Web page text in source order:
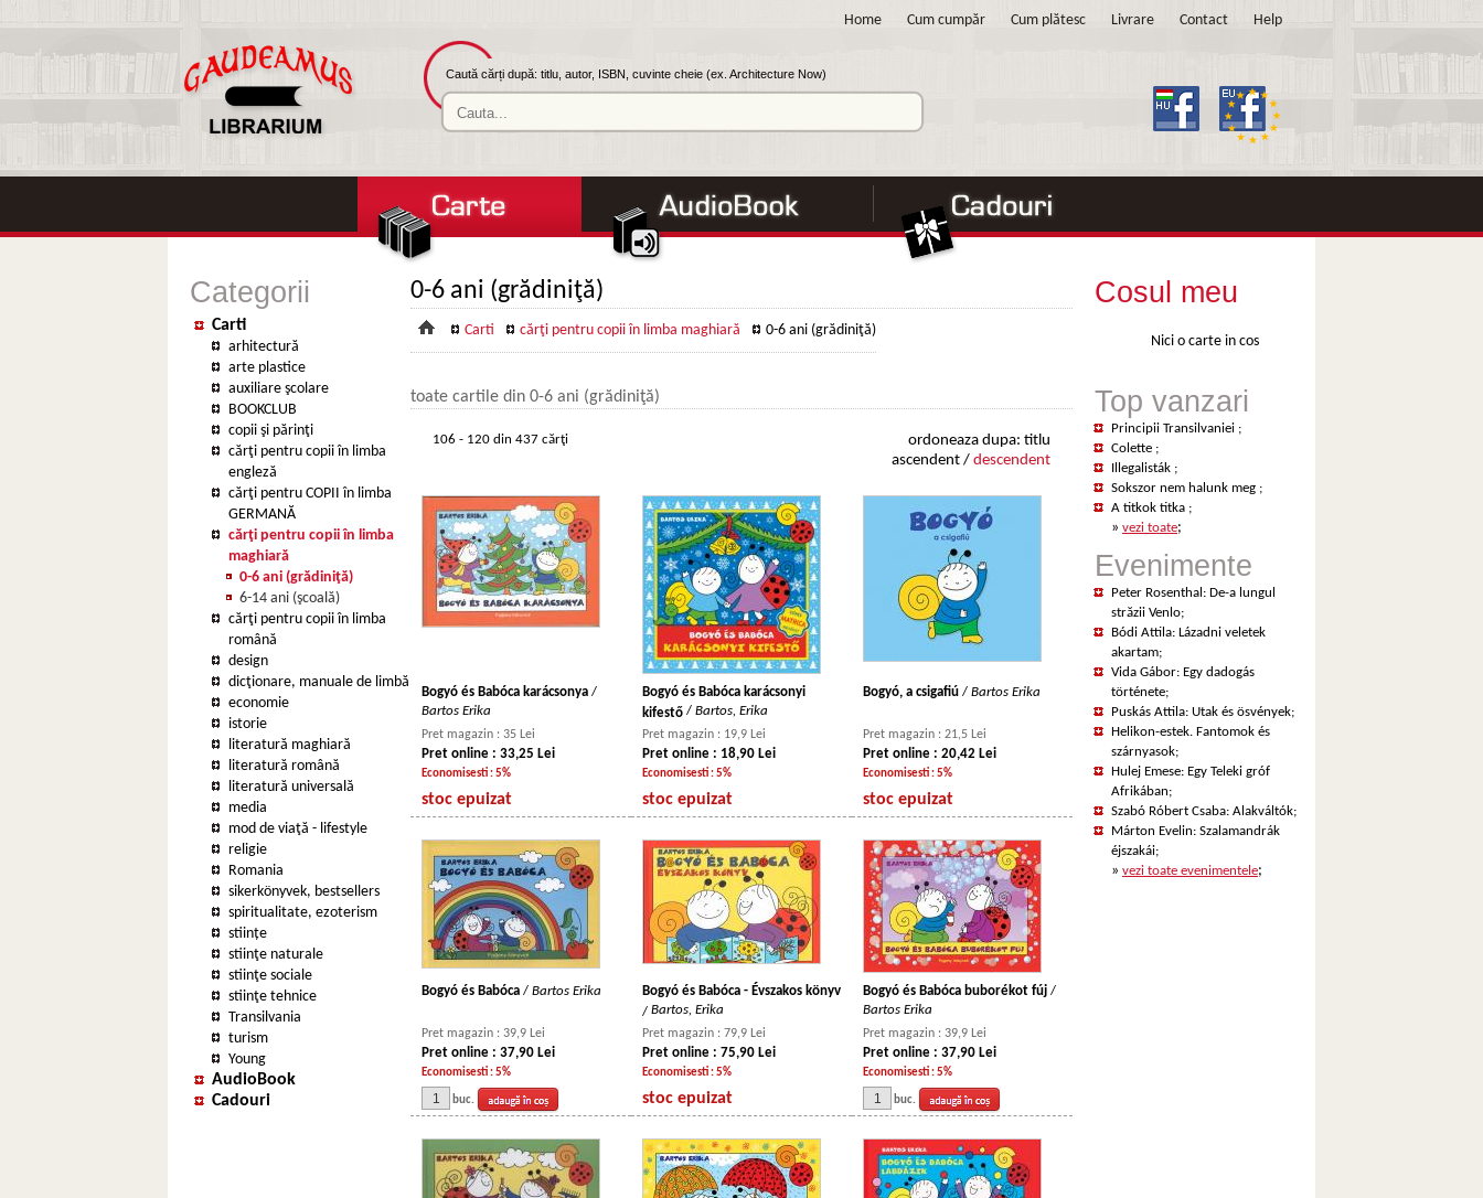
Home Cum cumpăr Cum plătesc Livrare Contact Help
Caută cărți după: titlu, autor, ISBN, cuvinte cheie (ex. Architecture Now)
Categorii
Carti
arhitectură
arte plastice
auxiliare şcolare
BOOKCLUB
copii şi părinţi
cărţi pentru copii în limba
engleză
cărţi pentru COPII în limba
GERMANĂ
cărţi pentru copii în limba
maghiară
0-6 ani (grădiniţă)
6-14 ani (şcoală)
cărţi pentru copii în limba
română
design
dicţionare, manuale de limbă
economie
istorie
literatură maghiară
literatură română
literatură universală
media
mod de viaţă - lifestyle
religie
Romania
sikerkönyvek, bestsellers
spiritualitate, ezoterism
stiințe
stiinţe naturale
stiinţe sociale
stiinţe tehnice
Transilvania
turism
Young
AudioBook
Cadouri
0-6 ani (grădiniţă)
Carti cărţi pentru copii în limba maghiară 0-6 ani (grădiniţă)
toate cartile din 0-6 ani (grădiniţă)
106 - 120 din 437 cărţi
ordoneaza dupa: titlu
ascendent / descendent
Bogyó és Babóca karácsonya /
Bartos Erika
Bogyó és Babóca karácsonyi
kifestő / Bartos, Erika
Bogyó, a csigafiú / Bartos Erika
Pret magazin : 35 Lei
Pret online : 33,25 Lei
Economisesti : 5%
Pret magazin : 19,9 Lei
Pret online : 18,90 Lei
Economisesti : 5%
Pret magazin : 21,5 Lei
Pret online : 20,42 Lei
Economisesti : 5%
stoc epuizat stoc epuizat stoc epuizat
Bogyó és Babóca / Bartos Erika Bogyó és Babóca - Évszakos könyv
/ Bartos, Erika
Bogyó és Babóca buborékot fúj /
Bartos Erika
Pret magazin : 39,9 Lei
Pret online : 37,90 Lei
Economisesti : 5%
Pret magazin : 79,9 Lei
Pret online : 75,90 Lei
Economisesti : 5%
Pret magazin : 39,9 Lei
Pret online : 37,90 Lei
Economisesti : 5%
buc. stoc epuizat buc.
Cosul meu
Nici o carte in cos
Top vanzari
Principii Transilvaniei ;
Colette ;
Illegalisták ;
Sokszor nem halunk meg ;
A titkok titka ;
» vezi toate;
Evenimente
Peter Rosenthal: De-a lungul
străzii Venlo;
Bódi Attila: Lázadni veletek
akartam;
Vida Gábor: Egy dadogás
története;
Puskás Attila: Utak és ösvények;
Helikon-estek. Fantomok és
szárnyasok;
Hulej Emese: Egy Teleki gróf
Afrikában;
Szabó Róbert Csaba: Alakváltók;
Márton Evelin: Szalamandrák
éjszakái;
» vezi toate evenimentele;